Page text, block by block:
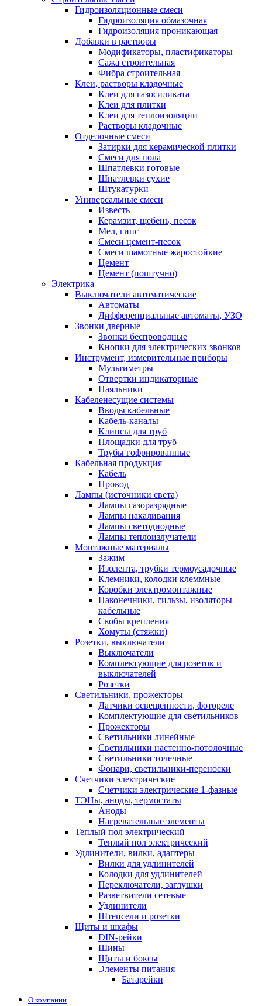
Гидроизоляционные смеси
Гидроизоляция обмазочная
Гидроизоляция проникающая
Добавки в растворы
Модификаторы, пластификаторы
Сажа строительная
Фибра строительная
Клеи, растворы кладочные
Клеи для газосиликата
Клеи для плитки
Клеи для теплоизоляции
Растворы кладочные
Отделочные смеси
Затирки для керамической плитки
Смеси для пола
Шпатлевки готовые
Шпатлевки сухие
Штукатурки
Универсальные смеси
Известь
Керамзит, щебень, песок
Мел, гипс
Смеси цемент-песок
Смеси шамотные жаростойкие
Цемент
Цемент (поштучно)
Электрика
Выключатели автоматические
Автоматы
Дифференциальные автоматы, УЗО
Звонки дверные
Звонки беспроводные
Кнопки для электрических звонков
Инструмент, измерительные приборы
Мультиметры
Отвертки индикаторные
Паяльники
Кабеленесущие системы
Вводы кабельные
Кабель-каналы
Клипсы для труб
Площадки для труб
Трубы гофрированные
Кабельная продукция
Кабель
Провод
Лампы (источники света)
Лампы газоразрядные
Лампы накаливания
Лампы светодиодные
Лампы теплоизлучатели
Монтажные материалы
Зажим
Изолента, трубки термоусадочные
Клемники, колодки клеммные
Коробки электромонтажные
Наконечники, гильзы, изоляторы
кабельные
Скобы крепления
Хомуты (стяжки)
Розетки, выключатели
Выключатели
Комплектующие для розеток и
выключателей
Розетки
Светильники, прожекторы
Датчики освещенности, фотореле
Комплектующие для светильников
Прожекторы
Светильники линейные
Светильники настенно-потолочные
Светильники точечные
Фонари, светильники-переноски
Счетчики электрические
Счетчики электрические 1-фазные
ТЭНы, аноды, термостаты
Аноды
Нагревательные элементы
Теплый пол электрический
Теплый пол электрический
Удлинители, вилки, адаптеры
Вилки для удлинителей
Колодки для удлинителей
Переключатели, заглушки
Разветвители сетевые
Удлинители
Штепсели и розетки
Щиты и шкафы
DIN-рейки
Шины
Щиты и боксы
Элементы питания
Батарейки
О компании